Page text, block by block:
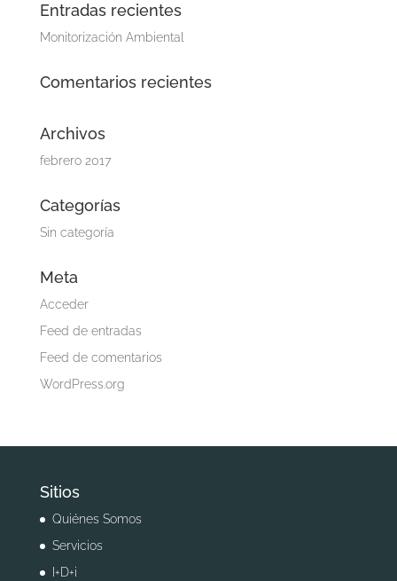
Entradas recientes
Monitorización Ambiental
Comentarios recientes
Archivos
febrero 2017
Categorías
Sin categoría
Meta
Acceder
Feed de entradas
Feed de comentarios
WordPress.org
Sitios
Quiénes Somos
Servicios
I+D+i